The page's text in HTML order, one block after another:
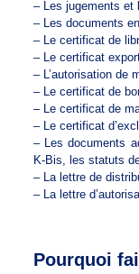
– Les jugements et
– Les documents
– Le certificat de
– Le certificat
– L’autorisation de
– Le certificat de
– Le certificat de
– Le certificat
– Les documents
K-Bis, les statuts
– La lettre de
– La lettre
Pourquoi